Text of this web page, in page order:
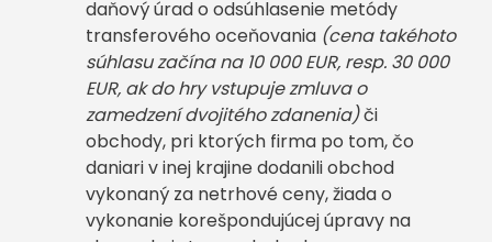
daňový úrad o odsúhlasenie metódy
transferového oceňovania (cena takéhoto
súhlasu začína na 10 000 EUR, resp. 30 000
EUR, ak do hry vstupuje zmluva o
zamedzení dvojitého zdanenia)či
obchody, pri ktorých firma po tom, čo
daniari v inej krajine dodanili obchod
vykonaný za netrhové ceny, žiada o
vykonanie korešpondujúcej úpravy na